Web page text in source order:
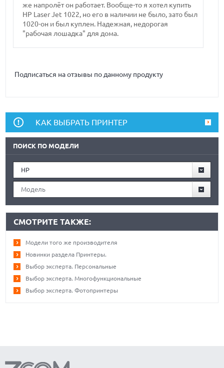
же напролёт он работает. Вообще-то я хотел купить
HP Laser Jet 1022, но его в наличии не было, зато был
1020-он и был куплен. Надежная, недорогая
"рабочая лошадка" для дома.
Подписаться на отзывы по данному продукту
КАК ВЫБРАТЬ ПРИНТЕР
ПОИСК ПО МОДЕЛИ
HP
Модель
СМОТРИТЕ ТАКЖЕ:
Модели того же производителя
Новинки раздела Принтеры.
Выбор эксперта. Персональные
Выбор эксперта. Многофункциональные
Выбор эксперта. Фотопринтеры